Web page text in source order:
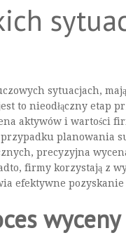
sytuacjach,
to nieodłączny etap
aktywów i wartości
planowania
precyzyjna
firmy korzystają z
efektywne pozyskanie